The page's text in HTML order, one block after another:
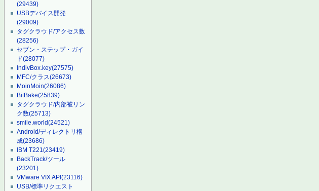
(29439)
USBデバイス開発
(29009)
タグクラウド/アクセス数
(28256)
セブン・ステップ・ガイ
ド(28077)
IndivBox.key(27575)
MFC/クラス(26673)
MoinMoin(26086)
BitBake(25839)
タグクラウド/内部被リン
ク数(25713)
smile.world(24521)
Android/ディレクトリ構
成(23686)
IBM T221(23419)
BackTrack/ツール
(23201)
VMware VIX API(23116)
USB/標準リクエスト